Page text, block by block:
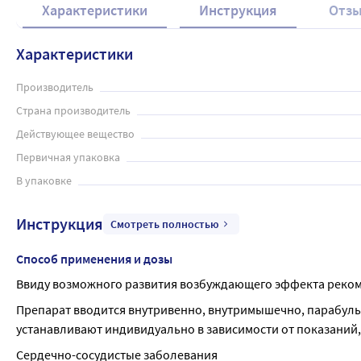
Характеристики Инструкция
Характеристики
Производитель
Страна производитель
Действующее вещество
Первичная упаковка
В упаковке
Инструкция Смотреть полностью
Способ применения и дозы
Ввиду возможного развития возбуждающего эффекта
Препарат вводится внутривенно, внутримышечно,
устанавливают индивидуально в зависимости от
Сердечно-сосудистые заболевания